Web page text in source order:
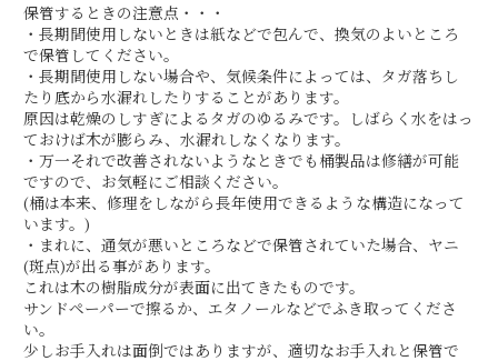
保管するときの注意点・・・
・長期間使用しないときは紙などで包んで、換気のよいところ
で保管してください。
・長期間使用しない場合や、気候条件によっては、タガ落ちし
たり底から水漏れしたりすることがあります。
原因は乾燥のしすぎによるタガのゆるみです。しばらく水をはっ
ておけば木が膨らみ、水漏れしなくなります。
・万一それで改善されないようなときでも桶製品は修繕が可能
ですので、お気軽にご相談ください。
(桶は本来、修理をしながら長年使用できるような構造になって
います。)
・まれに、通気が悪いところなどで保管されていた場合、ヤニ
(斑点)が出る事があります。
これは木の樹脂成分が表面に出てきたものです。
サンドペーパーで擦るか、エタノールなどでふき取ってくださ
い。
少しお手入れは面倒ではありますが、適切なお手入れと保管で